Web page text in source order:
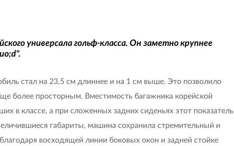
универсала гольф-класса. Он заметно крупнее
стал на 23,5 см длиннее и на 1 см выше. Это позволило
более просторным. Вместимость багажника корейской
в классе, а при сложенных задних сиденьях этот показатель
габариты, машина сохранила стремительный и
восходящей линии боковых окон и задней стойке